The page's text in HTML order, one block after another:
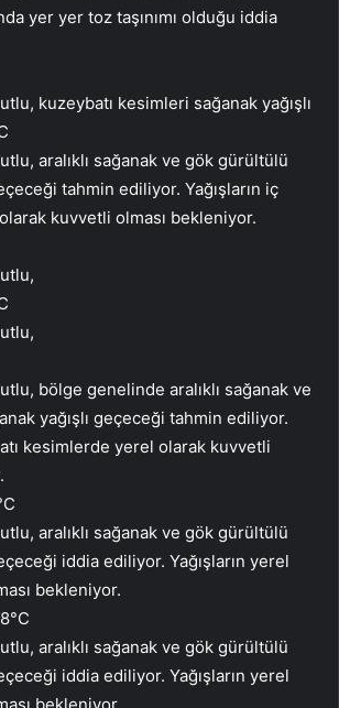
yer yer toz taşınımı olduğu iddia
kuzeybatı kesimleri sağanak yağışlı
aralıklı sağanak ve gök gürültülü
tahmin ediliyor. Yağışların iç
kuvvetli olması bekleniyor.
bölge genelinde aralıklı sağanak ve
yağışlı geçeceği tahmin ediliyor.
kesimlerde yerel olarak kuvvetli
aralıklı sağanak ve gök gürültülü
iddia ediliyor. Yağışların yerel
bekleniyor.
aralıklı sağanak ve gök gürültülü
iddia ediliyor. Yağışların yerel
bekleniyor.